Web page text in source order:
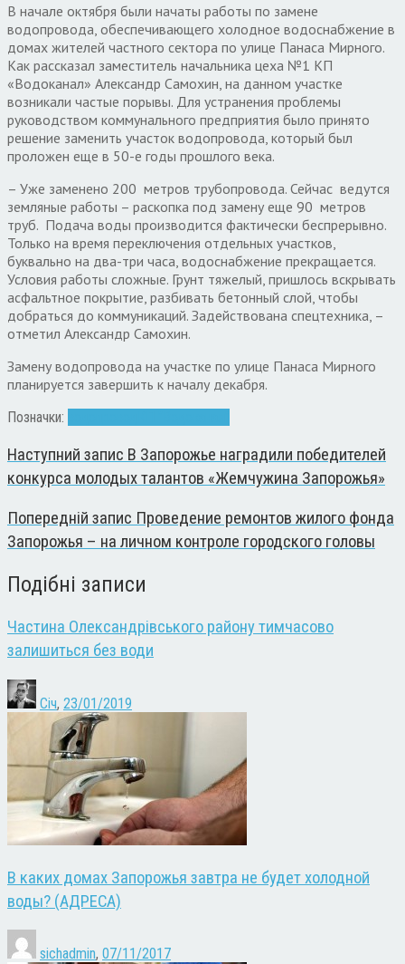
В начале октября были начаты работы по замене
водопровода, обеспечивающего холодное водоснабжение в
домах жителей частного сектора по улице Панаса Мирного.
Как рассказал заместитель начальника цеха №1 КП
«Водоканал» Александр Самохин, на данном участке
возникали частые порывы. Для устранения проблемы
руководством коммунального предприятия было принято
решение заменить участок водопровода, который был
проложен еще в 50-е годы прошлого века.
– Уже заменено 200 метров трубопровода. Сейчас ведутся
земляные работы – раскопка под замену еще 90 метров
труб. Подача воды производится фактически беспрерывно.
Только на время переключения отдельных участков,
буквально на два-три часа, водоснабжение прекращается.
Условия работы сложные. Грунт тяжелый, пришлось вскрывать
асфальтное покрытие, разбивать бетонный слой, чтобы
добраться до коммуникаций. Задействована спецтехника, –
отметил Александр Самохин.
Замену водопровода на участке по улице Панаса Мирного
планируется завершить к началу декабря.
Позначки:
Наступний запис В Запорожье наградили победителей
конкурса молодых талантов «Жемчужина Запорожья»
Попередній запис Проведение ремонтов жилого фонда
Запорожья – на личном контроле городского головы
Подібні записи
Частина Олександрівського району тимчасово
залишиться без води
Січ, 23/01/2019
В каких домах Запорожья завтра не будет холодной
воды? (АДРЕСА)
sichadmin, 07/11/2017